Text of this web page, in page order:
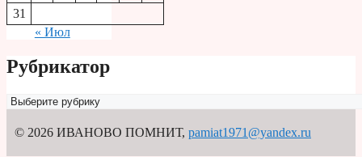
31
« Июл
Рубрикатор
Рубрикатор
© 2026 ИВАНОВО ПОМНИТ, pamiat1971@yandex.ru